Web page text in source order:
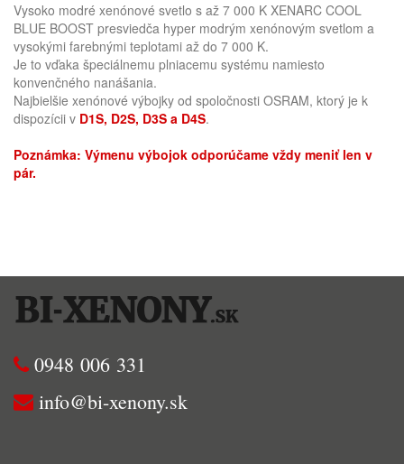
Vysoko modré xenónové svetlo s až 7 000 K XENARC COOL
BLUE BOOST presviedča hyper modrým xenónovým svetlom a
vysokými farebnými teplotami až do 7 000 K.
Je to vďaka špeciálnemu plniacemu systému namiesto
konvenčného nanášania.
Najbielšie xenónové výbojky od spoločnosti OSRAM, ktorý je k
dispozícii v D1S, D2S, D3S a D4S.
Poznámka: Výmenu výbojok odporúčame vždy meniť len v
pár.
0948 006 331
info@bi-xenony.sk